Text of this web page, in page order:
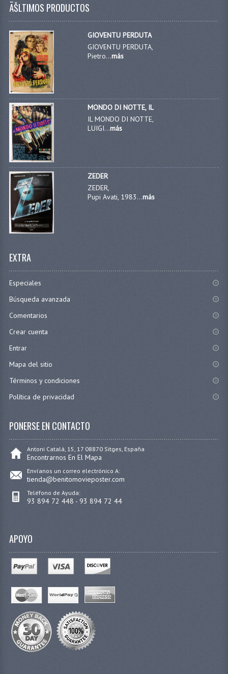
ÃŠLTIMOS PRODUCTOS
GIOVENTU PERDUTA
GIOVENTU PERDUTA,
Pietro...más
MONDO DI NOTTE, IL
IL MONDO DI NOTTE,
LUIGI...más
ZEDER
ZEDER,
Pupi Avati, 1983...más
EXTRA
Especiales
Búsqueda avanzada
Comentarios
Crear cuenta
Entrar
Mapa del sitio
Términos y condiciones
Política de privacidad
PONERSE EN CONTACTO
Antoni Catalá, 15, 17 08870 Sitges, España
Encontrarnos En El Mapa
Envíanos un correo electrónico A:
tienda@benitomovieposter.com
Teléfono de Ayuda:
93 894 72 448 - 93 894 72 44
APOYO